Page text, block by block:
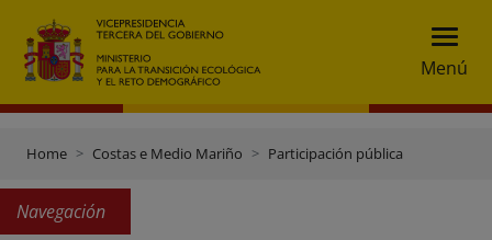
Menú
Home Costas e Medio Mariño Participación pública
Navegación